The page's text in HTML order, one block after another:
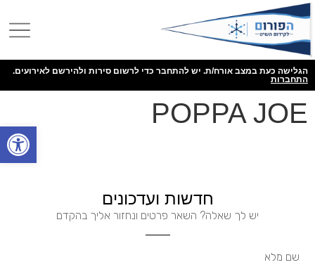
הגלישה כעת במצב אורח/ת. יש להתחבר כדי לרשום סירות ולהירשם לאירועים.
התחברות
POPPA JOE
חדשות ועדכונים
יש לך שאלה? השאר פרטים ונחזור אליך בהקדם